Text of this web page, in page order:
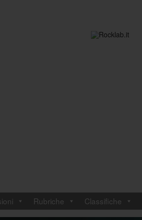
Rubriche Classifiche